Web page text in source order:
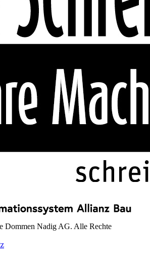
Dommen Nadig AG. Alle Rechte